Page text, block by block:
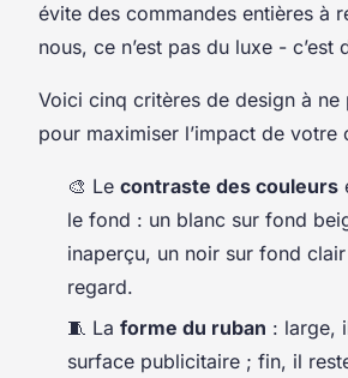
évite des commandes entières à
nous, ce n’est pas du luxe - c’est
Voici cinq critères de design à ne
pour maximiser l’impact de votre
🎨 Le contraste des couleurs
le fond : un blanc sur fond
inaperçu, un noir sur fond
regard.
🧵 La forme du ruban : large,
surface publicitaire ; fin, il